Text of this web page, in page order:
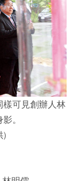
可見創辦人林
。
)